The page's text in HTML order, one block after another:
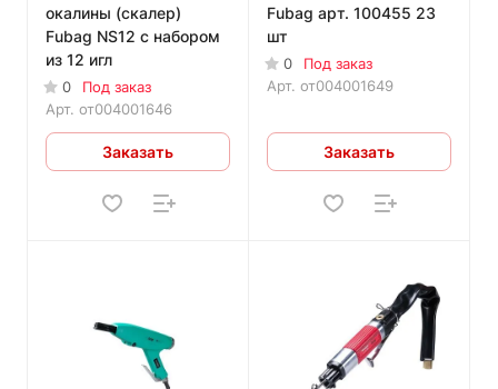
окалины (скалер)
Fubag NS12 с набором
из 12 игл
0
Под заказ
Арт. от004001646
Заказать
Fubag арт. 100455 23
шт
0
Под заказ
Арт. от004001649
Заказать